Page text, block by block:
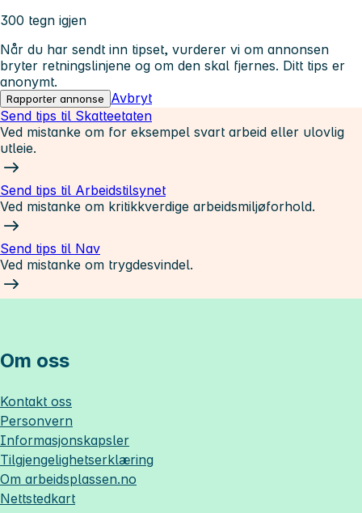
300 tegn igjen
Når du har sendt inn tipset, vurderer vi om annonsen
bryter retningslinjene og om den skal fjernes. Ditt tips er
anonymt.
Rapporter annonse
Avbryt
Send tips til Skatteetaten
Ved mistanke om for eksempel svart arbeid eller ulovlig
utleie.
Send tips til Arbeidstilsynet
Ved mistanke om kritikkverdige arbeidsmiljøforhold.
Send tips til Nav
Ved mistanke om trygdesvindel.
Om oss
Kontakt oss
Personvern
Informasjonskapsler
Tilgjengelighetserklæring
Om arbeidsplassen.no
Nettstedkart